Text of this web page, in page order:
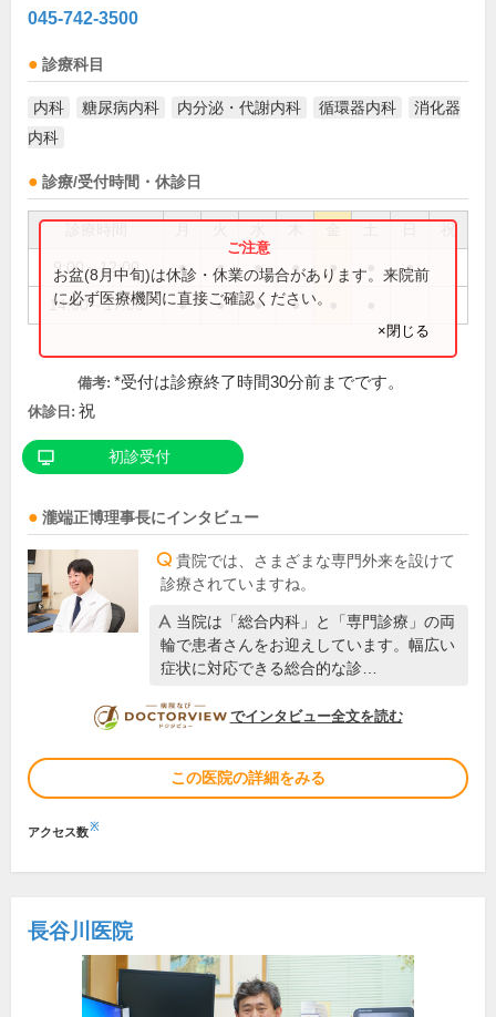
045-742-3500
診療科目
内科 糖尿病内科 内分泌・代謝内科 循環器内科
消化器
内科
診療/受付時間・休診日
祝
9:00～12:00 ● ● ● ● ● ●
14:00～17:00 ● ● ● ●
お盆(8月中旬)は休診・休業の場合があります。来院前
に必ず医療機関に直接ご確認ください。
×閉じる
備考: *受付は診療終了時間30分前までです。
休診日: 祝
初診受付
瀧端正博理事長にインタビュー
貴院では、さまざまな専門外来を設けて
診療されていますね。
当院は「総合内科」と「専門診療」の両
輪で患者さんをお迎えしています。幅広い
症状に対応できる総合的な診…
DOCTORVIEW
でインタビュー全文を読む
この医院の詳細をみる
アクセス数※
長谷川医院